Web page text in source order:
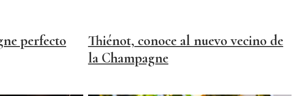
perfecto
Thiénot, conoce al nuevo vecino de
la Champagne